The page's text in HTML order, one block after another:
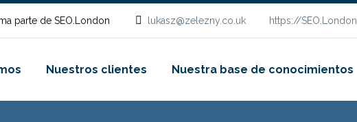
parte de SEO.London lukasz@zelezny.co.uk https://SEO.London
Nuestros clientes Nuestra base de conocimientos